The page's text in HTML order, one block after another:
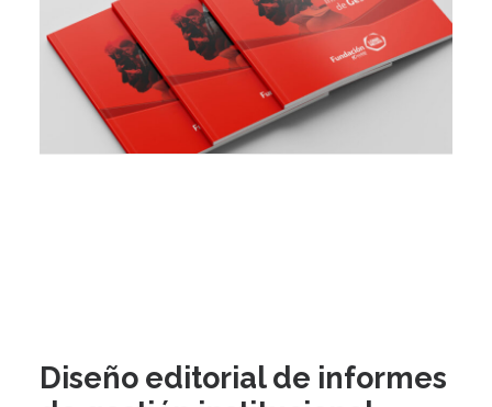
Diseño editorial de informes